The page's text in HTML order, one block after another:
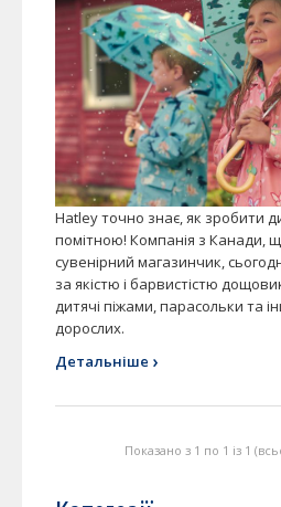
Hatley точно знає, як зробити
помітною! Компанія з Канади,
сувенірний магазинчик,
за якістю і барвистістю
дитячі піжами, парасольки та
дорослих.
Детальніше ›
Показано з 1 по 1 із 1